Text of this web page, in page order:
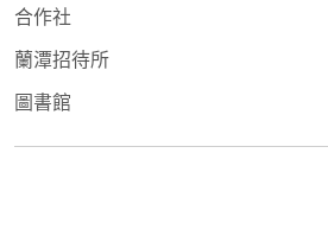
合作社
蘭潭招待所
圖書館